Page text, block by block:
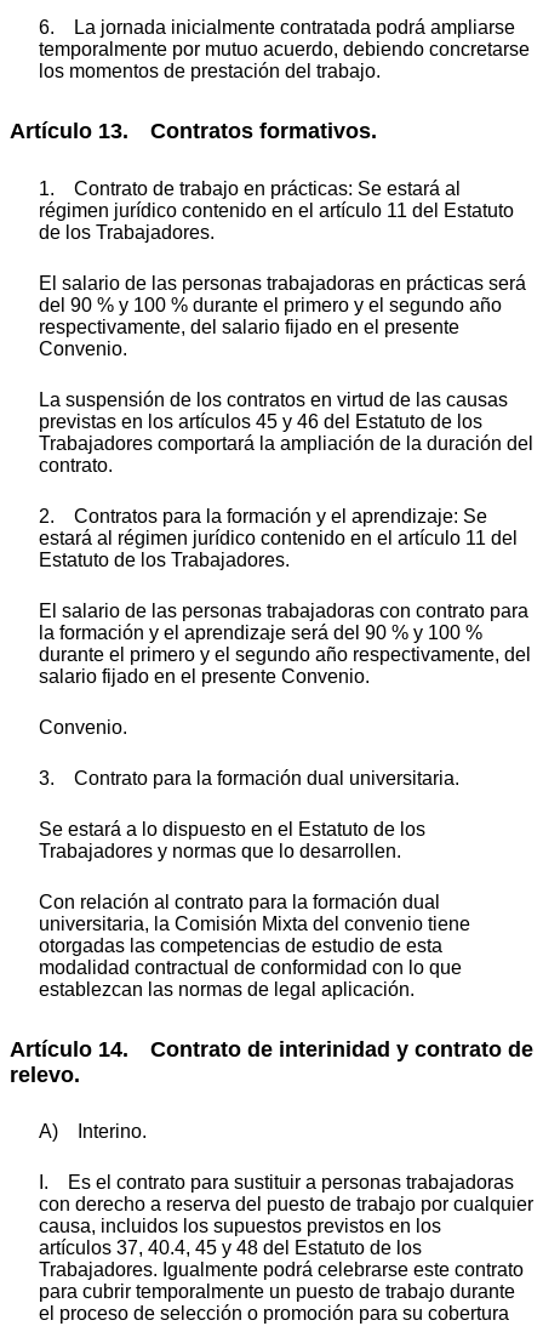
6. La jornada inicialmente contratada podrá ampliarse
temporalmente por mutuo acuerdo, debiendo concretarse
los momentos de prestación del trabajo.
Artículo 13. Contratos formativos.
1. Contrato de trabajo en prácticas: Se estará al
régimen jurídico contenido en el artículo 11 del Estatuto
de los Trabajadores.
El salario de las personas trabajadoras en prácticas será
del 90 % y 100 % durante el primero y el segundo año
respectivamente, del salario fijado en el presente
Convenio.
La suspensión de los contratos en virtud de las causas
previstas en los artículos 45 y 46 del Estatuto de los
Trabajadores comportará la ampliación de la duración del
contrato.
2. Contratos para la formación y el aprendizaje: Se
estará al régimen jurídico contenido en el artículo 11 del
Estatuto de los Trabajadores.
El salario de las personas trabajadoras con contrato para
la formación y el aprendizaje será del 90 % y 100 %
durante el primero y el segundo año respectivamente, del
salario fijado en el presente Convenio.
Convenio.
3. Contrato para la formación dual universitaria.
Se estará a lo dispuesto en el Estatuto de los
Trabajadores y normas que lo desarrollen.
Con relación al contrato para la formación dual
universitaria, la Comisión Mixta del convenio tiene
otorgadas las competencias de estudio de esta
modalidad contractual de conformidad con lo que
establezcan las normas de legal aplicación.
Artículo 14. Contrato de interinidad y contrato de
relevo.
A) Interino.
I. Es el contrato para sustituir a personas trabajadoras
con derecho a reserva del puesto de trabajo por cualquier
causa, incluidos los supuestos previstos en los
artículos 37, 40.4, 45 y 48 del Estatuto de los
Trabajadores. Igualmente podrá celebrarse este contrato
para cubrir temporalmente un puesto de trabajo durante
el proceso de selección o promoción para su cobertura